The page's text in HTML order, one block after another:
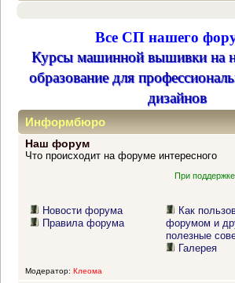
Все СП нашего
Курсы машинной вышивки на
образование для
дизайнов
Информбюро
Наш форум
Что происходит на форуме интересного
При
Новости форума
Правила форума
Как
форумом и
полезные
Галерея
Модератор: Клеома